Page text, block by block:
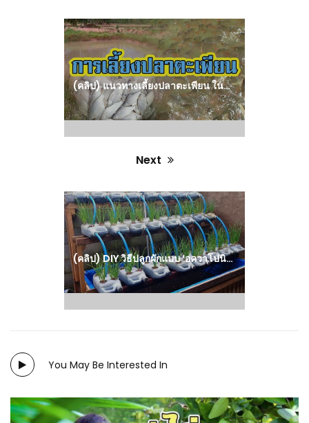
Previous
post:
(คลิป) แนวทางเลี้ยงปลาตะเพียน ในบ่อดินและนาข้าว : วีดีโอ เกษตร
Next
Next
(คลิป) DIY วิธีปลูกผักแบบ ‘อควาโปนิกส์’ ไม่ต้องใส่ปุ๋ย น้ำมีธาตุอาหารสูงได้มาจากการเลี้ยงปลา : วีดีโอ เกษตร
You May Be Interested In